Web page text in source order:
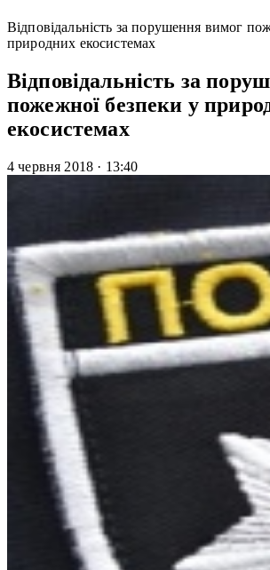
Відповідальність за порушення вимог
природних екосистемах
Відповідальність за
пожежної безпеки у
екосистемах
4 червня 2018 · 13:40